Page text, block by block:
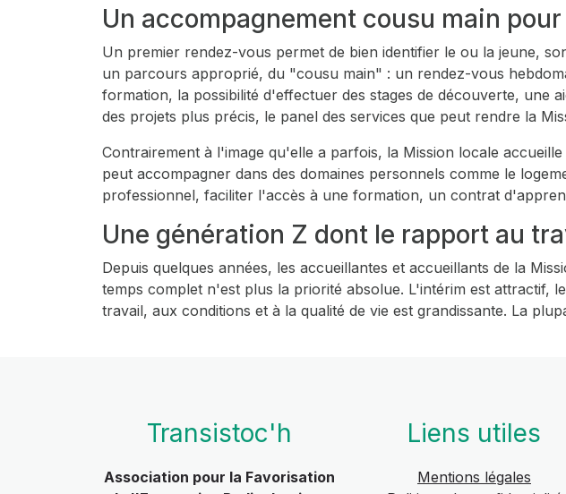
Un accompagnement cousu main
Un premier rendez-vous permet de bien identifier le ou la jeune,
un parcours approprié, du "cousu main" : un rendez-vous
formation, la possibilité d'effectuer des stages de découverte, une
des projets plus précis, le panel des services que peut rendre la
Contrairement à l'image qu'elle a parfois, la Mission locale
peut accompagner dans des domaines personnels comme le
professionnel, faciliter l'accès à une formation, un contrat
Une génération Z dont le rapport au
Depuis quelques années, les accueillantes et accueillants de la
temps complet n'est plus la priorité absolue. L'intérim est attractif,
travail, aux conditions et à la qualité de vie est grandissante. La
Transistoc'h
Association pour la Favorisation
Liens utiles
Mentions légales